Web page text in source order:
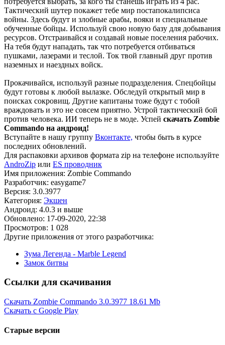
Тактический шутер покажет тебе мир постапокалипсиса
войны. Здесь будут и злобные арабы, вояки и специальные
обученные бойцы. Используй свою новую базу для добывания
ресурсов. Отстраивайся и создавай новые поселения рабочих.
На тебя будут нападать, так что потребуется отбиваться
пушками, лазерами и теслой. Ток твой главный друг против
наземных и наездных войск.
Прокачивайся, используй разные подразделения. Спецбойцы
будут готовы к любой вылазке. Обследуй открытый мир в
поисках сокровищ. Другие капитаны тоже будут с тобой
враждовать и это не совсем приятно. Устрой тактический бой
против человека. ИИ теперь не в моде. Успей скачать Zombie
Commando на андроид!
Вступайте в нашу группу Вконтакте, чтобы быть в курсе
последних обновлений.
Для распаковки архивов формата zip на телефоне используйте
AndroZip или ES проводник
Имя приложения: Zombie Commando
Разработчик: easygame7
Версия: 3.0.3977
Категория: Экшен
Андроид: 4.0.3 и выше
Обновлено: 17-09-2020, 22:38
Просмотров: 1 028
Другие приложения от этого разработчика:
Зума Легенда - Marble Legend
Замок битвы
Ссылки для скачивания
Скачать Zombie Commando 3.0.3977 18.61 Mb
Скачать с Google Play
Старые версии